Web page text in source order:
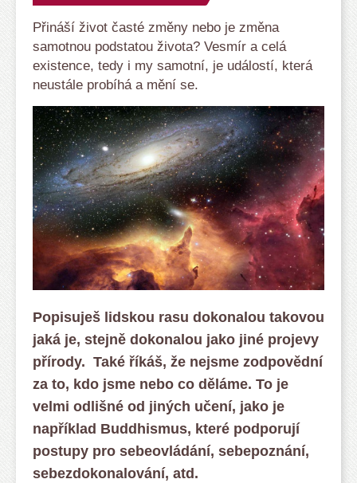
Přináší život časté změny nebo je změna
samotnou podstatou života? Vesmír a celá
existence, tedy i my samotní, je událostí, která
neustále probíhá a mění se.
Popisuješ lidskou rasu dokonalou takovou
jaká je, stejně dokonalou jako jiné projevy
přírody. Také říkáš, že nejsme zodpovědní
za to, kdo jsme nebo co děláme. To je
velmi odlišné od jiných učení, jako je
například Buddhismus, které podporují
postupy pro sebeovládání, sebepoznání,
sebezdokonalování, atd.